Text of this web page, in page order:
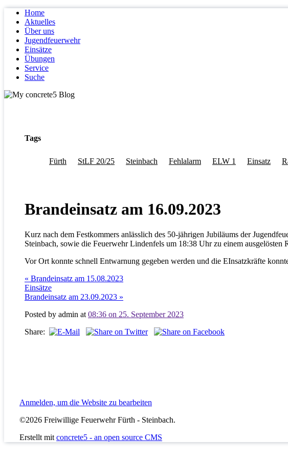
Home
Aktuelles
Über uns
Jugendfeuerwehr
Einsätze
Übungen
Service
Suche
Tags
Fürth StLF 20/25 Steinbach Fehlalarm ELW 1 Einsatz
Brandeinsatz am 16.09.2023
Kurz nach dem Festkommers anlässlich des 50-jährigen Jubiläums der
Steinbach, sowie die Feuerwehr Lindenfels um 18:38 Uhr zu einem ausgelösten
Vor Ort konnte schnell Entwarnung gegeben werden und die EInsatzkräfte
« Brandeinsatz am 15.08.2023
Einsätze
Brandeinsatz am 23.09.2023 »
Posted by admin at 08:36 on 25. September 2023
Share:
Anmelden, um die Website zu bearbeiten
©2026 Freiwillige Feuerwehr Fürth - Steinbach.
Erstellt mit concrete5 - an open source CMS